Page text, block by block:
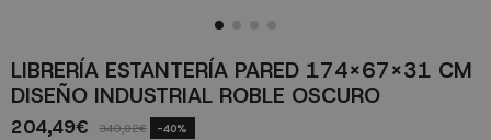
LIBRERÍA ESTANTERÍA PARED 174X67X31 CM
DISEÑO INDUSTRIAL ROBLE OSCURO
204,49€ 340,82€ -40%